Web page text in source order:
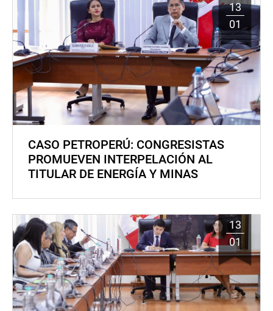
13
01
CASO PETROPERÚ: CONGRESISTAS
PROMUEVEN INTERPELACIÓN AL
TITULAR DE ENERGÍA Y MINAS
13
01